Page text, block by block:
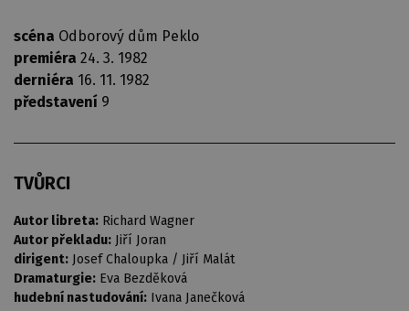
scéna Odborový dům Peklo
premiéra 24. 3. 1982
derniéra 16. 11. 1982
představení 9
TVŮRCI
Autor libreta: Richard Wagner
Autor překladu: Jiří Joran
dirigent: Josef Chaloupka / Jiří Malát
Dramaturgie: Eva Bezděková
hudební nastudování: Ivana Janečková